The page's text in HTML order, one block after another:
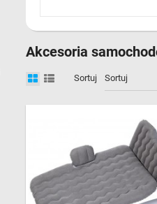
Akcesoria
Sortuj